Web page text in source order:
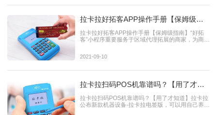
拉卡拉好拓客APP操作手册【保姆级指
南】
拉卡拉好拓客APP操作手册【保姆级指南】“好拓
客”小程序重要服务于区域代理拓展的商家，为商家
2021-09-10
拉卡拉扫码POS机靠谱吗？【用了才知
拉卡拉扫码POS机靠谱吗？【用了才知道】拉卡拉
公布新款机器设备-拉卡拉电签版，可以用自己养